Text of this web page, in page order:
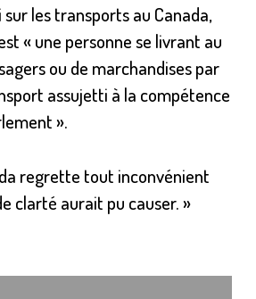
les transports au Canada,
« une personne se livrant au
ou de marchandises par
assujetti à la compétence
».
regrette tout inconvénient
clarté aurait pu causer. »